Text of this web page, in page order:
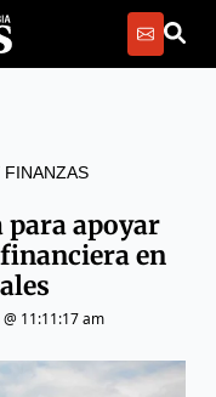
FINANZAS
apoyar
en
11:11:17 am